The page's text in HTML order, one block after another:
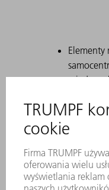
Elementy
między
Za
Trwałe
narzędziu.